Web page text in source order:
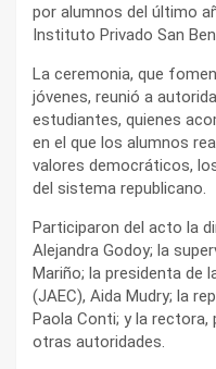
por alumnos del último
Instituto Privado San
La ceremonia, que
jóvenes, reunió a
estudiantes, quienes
en el que los alumnos
valores democráticos,
del sistema republicano.
Participaron del acto la
Alejandra Godoy; la
Mariño; la presidenta de
(JAEC), Aida Mudry; la
Paola Conti; y la
otras autoridades.